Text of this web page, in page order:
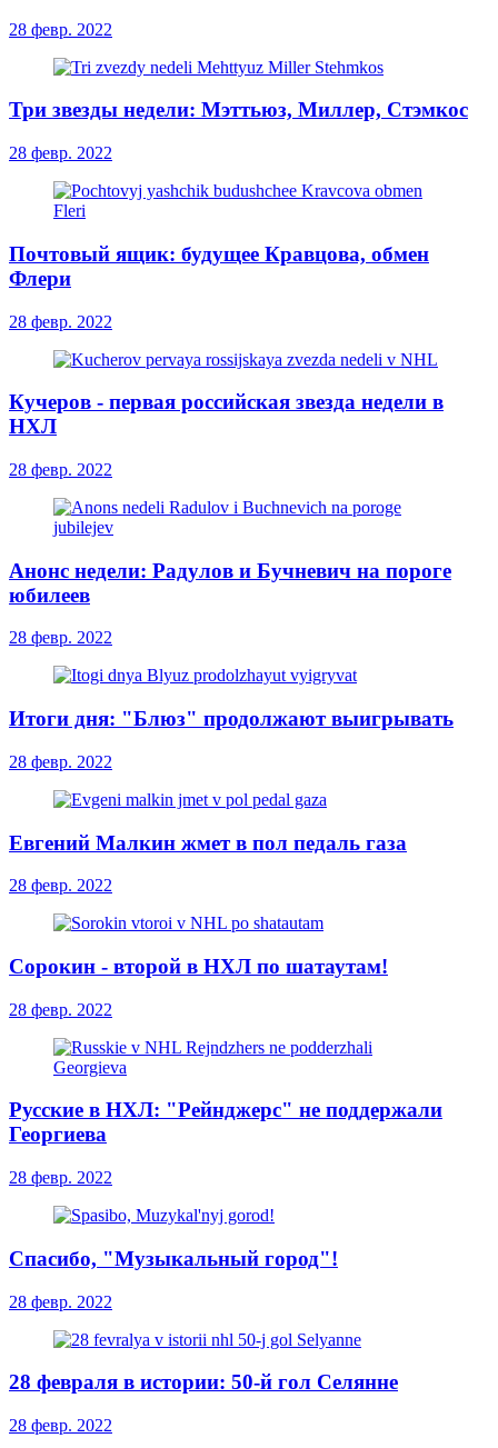
28 февр. 2022
Три звезды недели: Мэттьюз, Миллер, Стэмкос
28 февр. 2022
Почтовый ящик: будущее Кравцова, обмен
Флери
28 февр. 2022
Кучеров - первая российская звезда недели в
НХЛ
28 февр. 2022
Анонс недели: Радулов и Бучневич на пороге
юбилеев
28 февр. 2022
Итоги дня: "Блюз" продолжают выигрывать
28 февр. 2022
Евгений Малкин жмет в пол педаль газа
28 февр. 2022
Сорокин - второй в НХЛ по шатаутам!
28 февр. 2022
Русские в НХЛ: "Рейнджерс" не поддержали
Георгиева
28 февр. 2022
Спасибо, "Музыкальный город"!
28 февр. 2022
28 февраля в истории: 50-й гол Селянне
28 февр. 2022